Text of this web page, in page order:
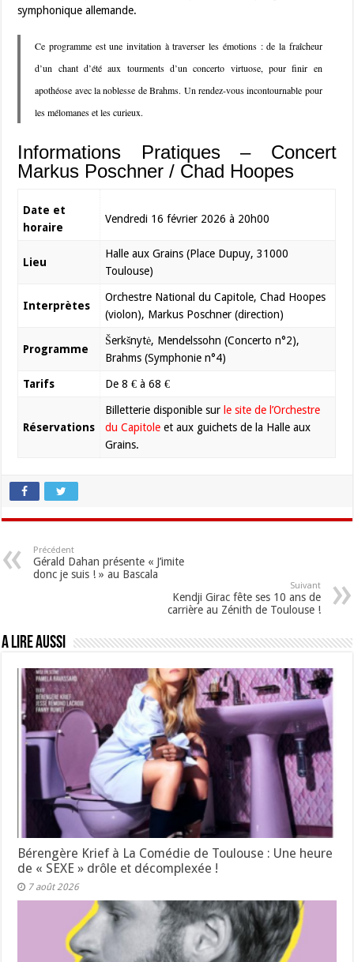
symphonique allemande.
Ce programme est une invitation à traverser les émotions : de la fraîcheur
d’un chant d’été aux tourments d’un concerto virtuose, pour finir en
apothéose avec la noblesse de Brahms. Un rendez-vous incontournable pour
les mélomanes et les curieux.
Informations Pratiques – Concert
Markus Poschner / Chad Hoopes
Date et
horaire
Vendredi 16 février 2026 à 20h00
Lieu
Halle aux Grains (Place Dupuy, 31000
Toulouse)
Interprètes
Orchestre National du Capitole, Chad Hoopes
(violon), Markus Poschner (direction)
Programme
Šerkšnytė, Mendelssohn (Concerto n°2),
Brahms (Symphonie n°4)
Tarifs De 8 € à 68 €
Réservations
Billetterie disponible sur le site de l’Orchestre
du Capitoleet aux guichets de la Halle aux
Grains.
Précédent
Gérald Dahan présente « J’imite
donc je suis ! » au Bascala
Suivant
Kendji Girac fête ses 10 ans de
carrière au Zénith de Toulouse !
A lire aussi
Bérengère Krief à La Comédie de Toulouse : Une heure
de « SEXE » drôle et décomplexée !
7 août 2026